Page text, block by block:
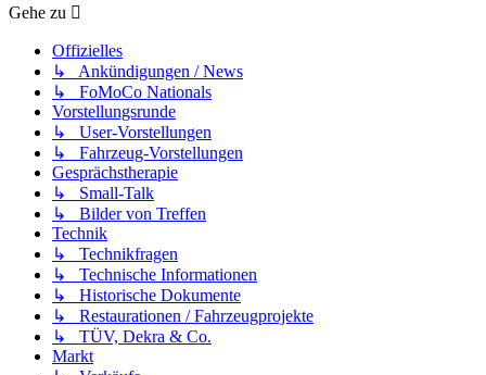
Gehe zu
Offizielles
↳ Ankündigungen / News
↳ FoMoCo Nationals
Vorstellungsrunde
↳ User-Vorstellungen
↳ Fahrzeug-Vorstellungen
Gesprächstherapie
↳ Small-Talk
↳ Bilder von Treffen
Technik
↳ Technikfragen
↳ Technische Informationen
↳ Historische Dokumente
↳ Restaurationen / Fahrzeugprojekte
↳ TÜV, Dekra & Co.
Markt